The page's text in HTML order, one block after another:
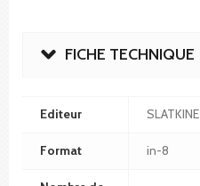
FICHE TECHNIQUE
Editeur SLATKINE
Format in-8